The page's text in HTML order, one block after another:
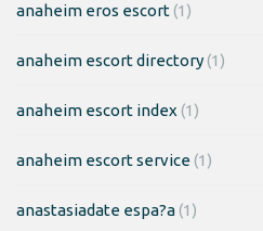
anaheim eros escort(1)
anaheim escort directory(1)
anaheim escort index (1)
anaheim escort service(1)
anastasiadate espa?a(1)